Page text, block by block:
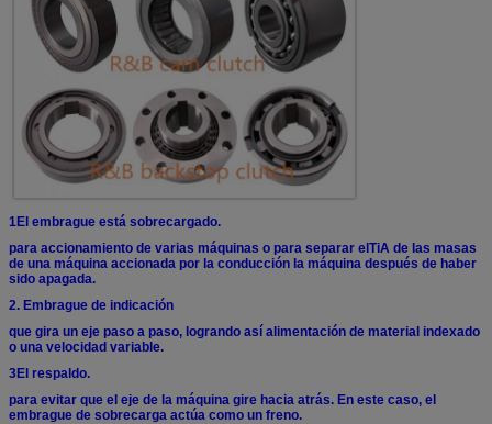
1El embrague está sobrecargado.
para accionamiento de varias máquinas o para separar elTiA de las masas
de una máquina accionada por la conducción la máquina después de haber
sido apagada.
2. Embrague de indicación
que gira un eje paso a paso, logrando así alimentación de material indexado
o una velocidad variable.
3El respaldo.
para evitar que el eje de la máquina gire hacia atrás. En este caso, el
embrague de sobrecarga actúa como un freno.